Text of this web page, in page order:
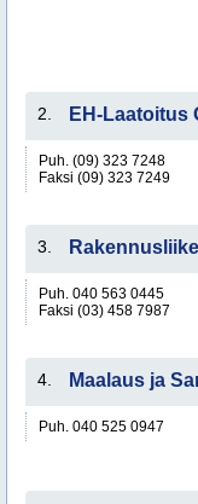
2. EH-Laatoitus
Puh. (09) 323 7248
Faksi (09) 323 7249
3.
Puh. 040 563 0445
Faksi (03) 458 7987
4. Maalaus ja
Puh. 040 525 0947